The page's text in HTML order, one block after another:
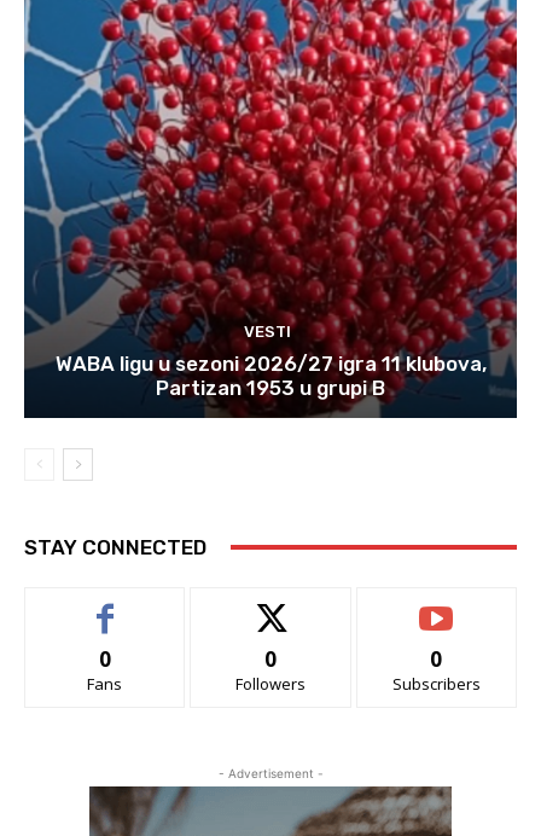
VESTI
WABA ligu u sezoni 2026/27 igra 11 klubova,
Partizan 1953 u grupi B
STAY CONNECTED
0
Fans
0
Followers
0
Subscribers
- Advertisement -